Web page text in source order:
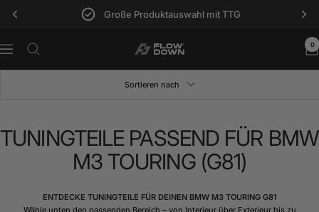
zum
Große Produktauswahl mit TTG
Navigation
FLOW
0
Sortieren nach
TUNINGTEILE PASSEND FÜR BMW
M3 TOURING (G81)
ENTDECKE TUNINGTEILE FÜR DEINEN BMW M3 TOURING G81
Wähle unten den passenden Bereich – von Interieur über Exterieur bis zu